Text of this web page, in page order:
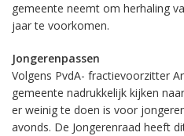
gemeente neemt om herhaling
jaar te voorkomen.
Jongerenpassen
Volgens PvdA- fractievoorzitter
gemeente nadrukkelijk kijken
er weinig te doen is voor
avonds. De Jongerenraad heeft